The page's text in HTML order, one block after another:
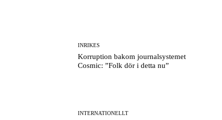
INRIKES
Korruption bakom journalsystemet
Cosmic: ”Folk dör i detta nu”
INTERNATIONELLT